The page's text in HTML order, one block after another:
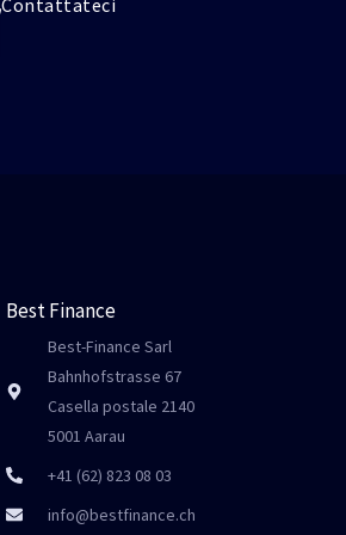
Best Finance
Best-Finance Sarl
Bahnhofstrasse 67
Casella postale 2140
5001 Aarau
+41 (62) 823 08 03
info@bestfinance.ch